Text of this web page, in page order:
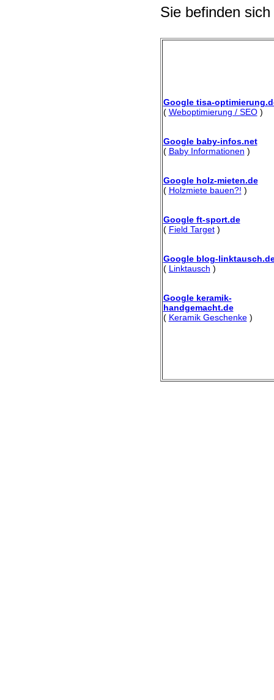
Sie befinden
Google tisa-
( Weboptimierung / SEO)
Google baby-infos.net
( Baby Informationen )
Google holz-mieten.de
( Holzmiete bauen?! )
Google ft-sport.de
( Field Target)
Google blog-
( Linktausch )
Google keramik-
handgemacht.de
( Keramik Geschenke)